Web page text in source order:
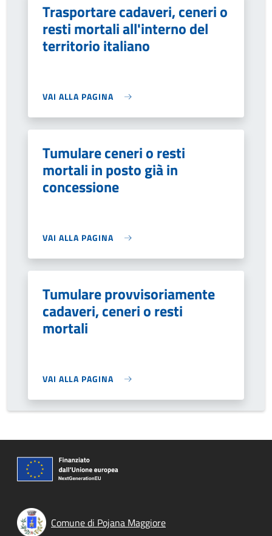
Trasportare cadaveri, ceneri o
resti mortali all'interno del
territorio italiano
VAI ALLA PAGINA
Tumulare ceneri o resti
mortali in posto già in
concessione
VAI ALLA PAGINA
Tumulare provvisoriamente
cadaveri, ceneri o resti
mortali
VAI ALLA PAGINA
Comune di Pojana Maggiore